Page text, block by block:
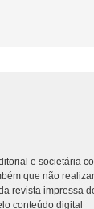
e societária
que não
revista impressa
conteúdo digital